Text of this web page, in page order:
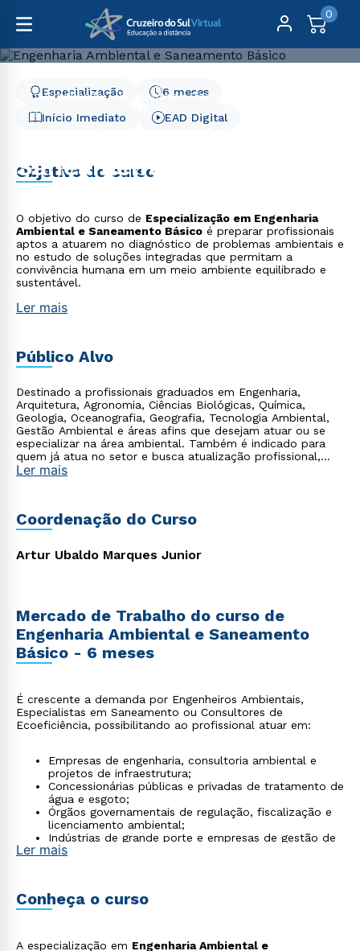
0
Pós-Graduação
Engenharia e Tecnologia
Engenharia Ambiental e Saneamento Básico - 6 meses
Saneamento Básico - 6
Início Imediato
6 meses
Especialização
EAD Digital
Objetivo do curso
O objetivo do curso de Especialização em Engenharia
Ambiental e Saneamento Básico é preparar profissionais
aptos a atuarem no diagnóstico de problemas ambientais e
no estudo de soluções integradas que permitam a
convivência humana em um meio ambiente equilibrado e
sustentável.
Ler mais
Público Alvo
Destinado a profissionais graduados em Engenharia,
Arquitetura, Agronomia, Ciências Biológicas, Química,
Geologia, Oceanografia, Geografia, Tecnologia Ambiental,
Gestão Ambiental e áreas afins que desejam atuar ou se
especializar na área ambiental. Também é indicado para
quem já atua no setor e busca atualização profissional,
ampliação de conhecimentos e melhor posicionamento no
Ler mais
Coordenação do Curso
Artur Ubaldo Marques Junior
Mercado de Trabalho do curso de
Engenharia Ambiental e Saneamento
Básico - 6 meses
É crescente a demanda por Engenheiros Ambientais,
Especialistas em Saneamento ou Consultores de
Ecoeficiência, possibilitando ao profissional atuar em:
Empresas de engenharia, consultoria ambiental e
projetos de infraestrutura;
Concessionárias públicas e privadas de tratamento de
água e esgoto;
Órgãos governamentais de regulação, fiscalização e
licenciamento ambiental;
Indústrias de grande porte e empresas de gestão de
resíduos sólidos.
Ler mais
Conheça o curso
A especialização em Engenharia Ambiental e